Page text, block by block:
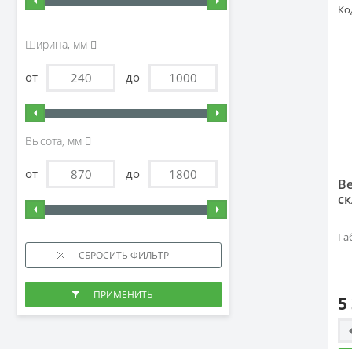
Ширина, мм
от до
Высота, мм
от до
5